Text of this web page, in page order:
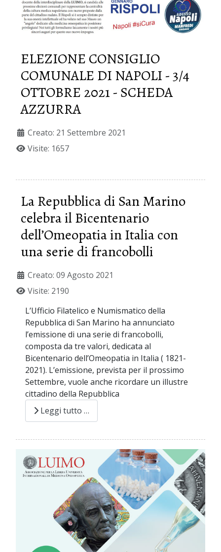
ELEZIONE CONSIGLIO
COMUNALE DI NAPOLI - 3/4
OTTOBRE 2021 - SCHEDA
AZZURRA
Creato: 21 Settembre 2021
Visite: 1657
La Repubblica di San Marino
celebra il Bicentenario
dell’Omeopatia in Italia con
una serie di francobolli
Creato: 09 Agosto 2021
Visite: 2190
L’Ufficio Filatelico e Numismatico della
Repubblica di San Marino ha annunciato
l’emissione di una serie di francobolli,
composta da tre valori, dedicata al
Bicentenario dell’Omeopatia in Italia ( 1821-
2021). L’emissione, prevista per il prossimo
Settembre, vuole anche ricordare un illustre
cittadino della Repubblica
Leggi tutto …